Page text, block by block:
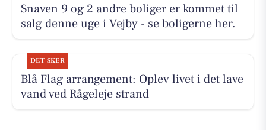
Snaven 9 og 2 andre boliger er kommet til
salg denne uge i Vejby - se boligerne her.
DET SKER
Blå Flag arrangement: Oplev livet i det lave
vand ved Rågeleje strand